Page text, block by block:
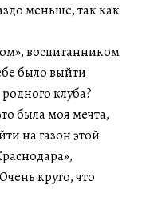
меньше, так как
воспитанником
было выйти
клуба?
была моя мечта,
на газон этой
круто, что